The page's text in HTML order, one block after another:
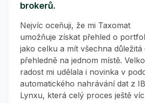
brokerů.
Nejvíc oceňuji, že mi Taxomat
umožňuje získat přehled o
jako celku a mít všechna důležitá
přehledně na jednom místě.
radost mi udělala i novinka v
automatického nahrávání dat z
Lynxu, která celý proces ještě víc